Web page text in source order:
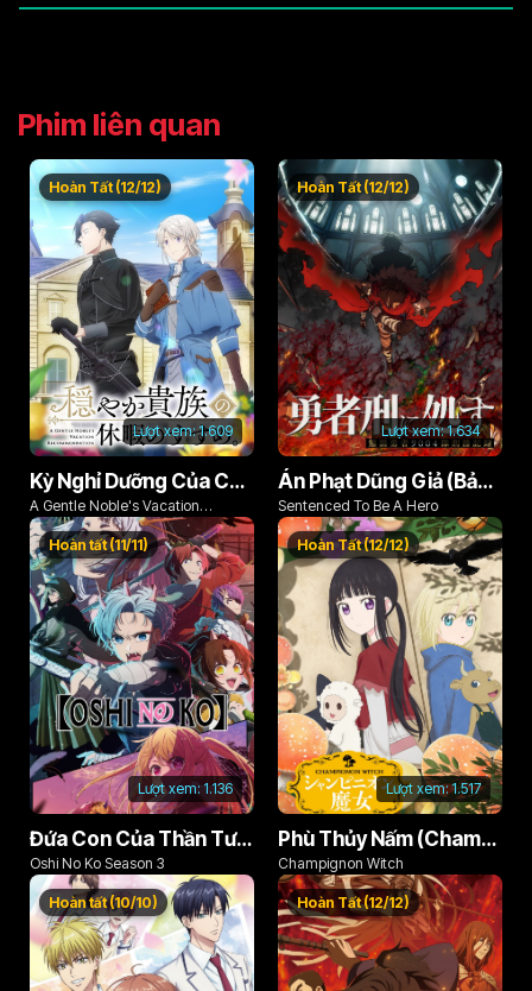
Phim liên quan
Lượt xem:1.609
Hoàn Tất (12/12)
Kỳ Nghỉ Dưỡng Của Chàng Quý Tộc Ôn Hòa (Odayaka Kizoku no Kyuuka no Susume)
A Gentle Noble's Vacation
Recommendation
Lượt xem:1.634
Hoàn Tất (12/12)
Án Phạt Dũng Giả (Bản Án Anh Hùng)
Sentenced To Be A Hero
Lượt xem: 1.136
Hoàn tất (11/11)
Đứa Con Của Thần Tượng (Phần 3)
Oshi No Ko Season 3
Lượt xem:1.517
Hoàn Tất (12/12)
Phù Thủy Nấm (Champignon no Majo)
Champignon Witch
Hoàn tất (10/10) Hoàn Tất (12/12)